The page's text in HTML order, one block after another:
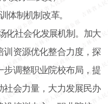
体制机制改革。
化社会化发展机制。加大
资源优化整合力度，探
步调整职业院校布局，提
社会力量，大力发展民办